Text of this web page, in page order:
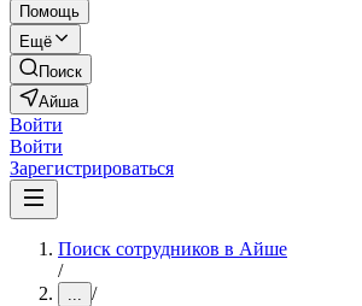
Помощь
Ещё
Поиск
Айша
Войти
Войти
Зарегистрироваться
Поиск сотрудников в Айше
/
... /